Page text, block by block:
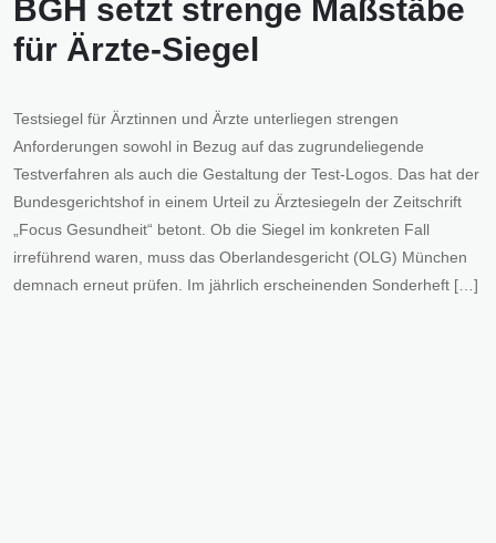
BGH setzt strenge Maßstäbe
für Ärzte-Siegel
Testsiegel für Ärztinnen und Ärzte unterliegen strengen
Anforderungen sowohl in Bezug auf das zugrundeliegende
Testverfahren als auch die Gestaltung der Test-Logos. Das hat der
Bundesgerichtshof in einem Urteil zu Ärztesiegeln der Zeitschrift
„Focus Gesundheit“ betont. Ob die Siegel im konkreten Fall
irreführend waren, muss das Oberlandesgericht (OLG) München
demnach erneut prüfen. Im jährlich erscheinenden Sonderheft […]